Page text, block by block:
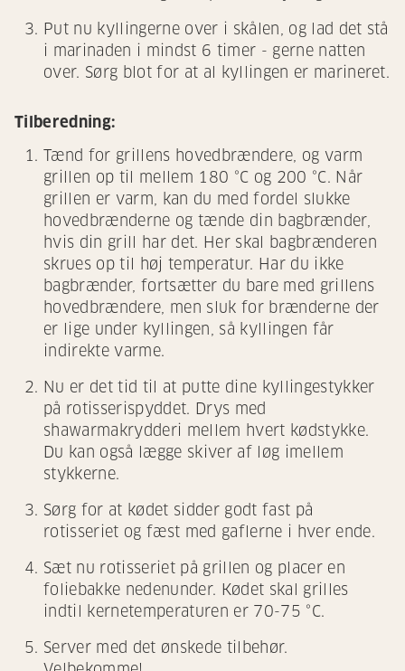
Put nu kyllingerne over i skålen, og lad det stå
i marinaden i mindst 6 timer - gerne natten
over. Sørg blot for at al kyllingen er marineret.
Tilberedning:
Tænd for grillens hovedbrændere, og varm
grillen op til mellem 180 °C og 200 °C. Når
grillen er varm, kan du med fordel slukke
hovedbrænderne og tænde din bagbrænder,
hvis din grill har det. Her skal bagbrænderen
skrues op til høj temperatur. Har du ikke
bagbrænder, fortsætter du bare med grillens
hovedbrændere, men sluk for brænderne der
er lige under kyllingen, så kyllingen får
indirekte varme.
Nu er det tid til at putte dine kyllingestykker
på rotisserispyddet. Drys med
shawarmakrydderi mellem hvert kødstykke.
Du kan også lægge skiver af løg imellem
stykkerne.
Sørg for at kødet sidder godt fast på
rotisseriet og fæst med gaflerne i hver ende.
Sæt nu rotisseriet på grillen og placer en
foliebakke nedenunder. Kødet skal grilles
indtil kernetemperaturen er 70-75 °C.
Server med det ønskede tilbehør.